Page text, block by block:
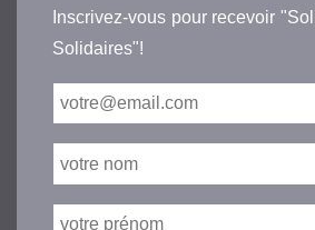
Inscrivez-vous pour recevoir
Solidaires"!